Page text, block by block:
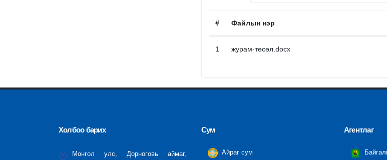
# Файлын нэр
1 журам-төсөл.docx
Холбоо барих
Монгол улс, Дорноговь аймаг,
Сум
Айраг сум
Агентлаг